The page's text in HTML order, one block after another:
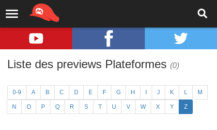
Liste des previews Plateformes (0)
0-9 A B C D E F G H J K L M
N O P Q R S T U V W X Y Z